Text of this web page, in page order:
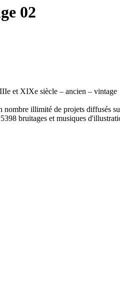
02
et XIXe siècle – ancien – vintage
illimité de projets diffusés
bruitages et musiques